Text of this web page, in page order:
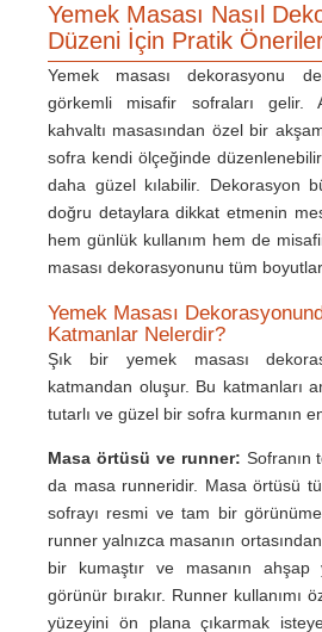
Yemek Masası Nasıl
Düzeni İçin Pratik
Yemek masası dekorasyonu
görkemli misafir sofraları gelir.
kahvaltı masasından özel bir
sofra kendi ölçeğinde
daha güzel kılabilir. Dekorasyon
doğru detaylara dikkat etmenin
hem günlük kullanım hem de
masası dekorasyonunu tüm
Yemek Masası
Katmanlar Nelerdir?
Şık bir yemek masası
katmandan oluşur. Bu katmanları
tutarlı ve güzel bir sofra kurmanın
Masa örtüsü ve runner: Sofranın
da masa runneridir. Masa örtüsü
sofrayı resmi ve tam bir
runner yalnızca masanın
bir kumaştır ve masanın
görünür bırakır. Runner kullanımı
yüzeyini ön plana çıkarmak